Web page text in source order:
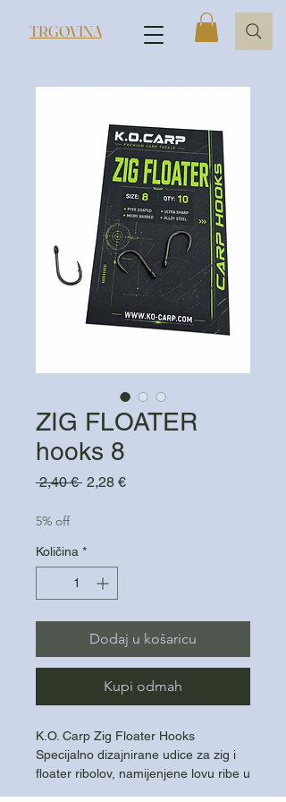
TRGOVINA
ZIG FLOATER
hooks 8
2,40 € Redovna
2,28 €Cijena
5% off
Količina *
Dodaj u košaricu
Kupi odmah
K.O. Carp Zig Floater Hooks
Specijalno dizajnirane udice za zig i
floater ribolov, namijenjene lovu ribe u